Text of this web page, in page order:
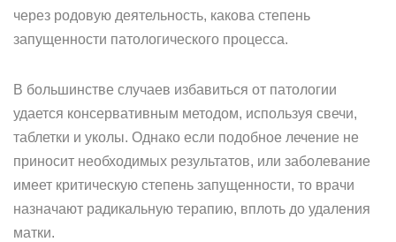
через родовую деятельность, какова степень
запущенности патологического процесса.
В большинстве случаев избавиться от патологии
удается консервативным методом, используя свечи,
таблетки и уколы. Однако если подобное лечение не
приносит необходимых результатов, или заболевание
имеет критическую степень запущенности, то врачи
назначают радикальную терапию, вплоть до удаления
матки.